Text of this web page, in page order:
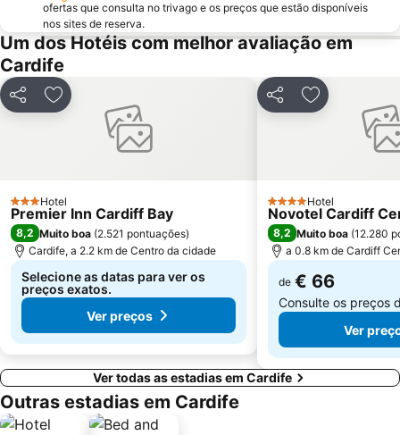
ofertas que consulta no trivago e os preços que estão disponíveis
nos sites de reserva.
Um dos Hotéis com melhor avaliação em
Cardife
PartilharAdicionar aos favoritos
3 Estrelas
Hotel
Premier Inn Cardiff Bay
8,2 Muito boa (2.521 pontuações)
Cardife, a 2.2 km de Centro da cidade
Selecione as datas para ver os
preços exatos.
Ver preços
PartilharAdicionar
4 Estrelas
Hotel
Novotel Cardiff
8,2 Muito boa (12.280
a 0.8 km de Cardiff
de € 66
Consulte os preços
Ver
Ver todas as estadias em Cardife
Outras estadias em Cardife